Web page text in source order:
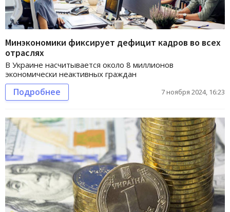
Минэкономики фиксирует дефицит кадров во всех
отраслях
В Украине насчитывается около 8 миллионов
экономически неактивных граждан
Подробнее 7 ноября 2024, 16:23